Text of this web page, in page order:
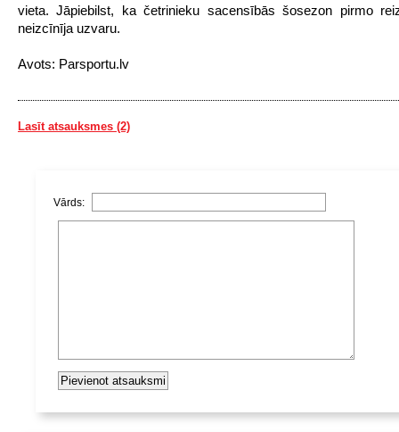
vieta. Jāpiebilst, ka četrinieku sacensībās šosezon pirmo
neizcīnīja uzvaru.
Avots: Parsportu.lv
Lasīt atsauksmes (2)
Vārds: